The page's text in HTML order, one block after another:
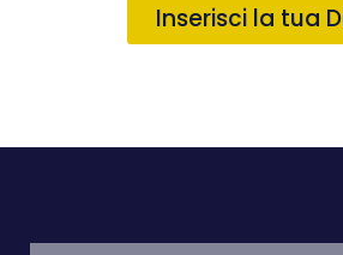
Inserisci la tua